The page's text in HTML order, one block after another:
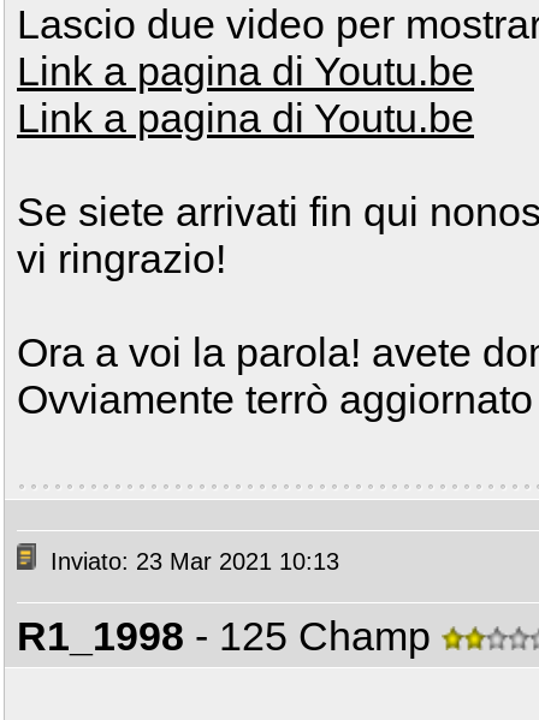
Lascio due video per
Link a pagina di Youtu.be
Link a pagina di Youtu.be
Se siete arrivati fin qui
vi ringrazio!
Ora a voi la parola! avete
Ovviamente terrò
Inviato: 23 Mar 2021 10:13
R1_1998 - 125 Champ